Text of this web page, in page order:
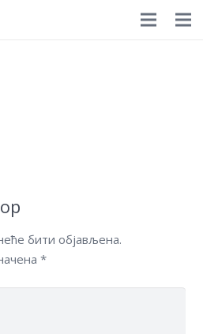
бити објављена.
*